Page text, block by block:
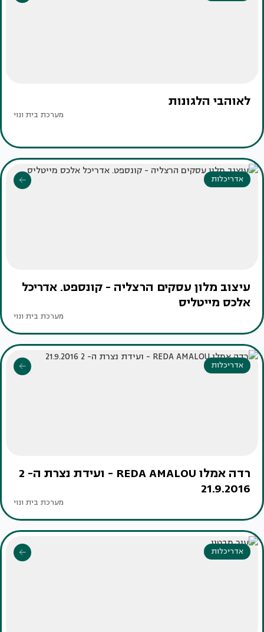
לאוהבי הלגונות
מערכת בית ונוי
אדריכלות
עיצוב מלון עסקים הרצליה - קונספט. אדריכל
אלכס מייטליס
מערכת בית ונוי
אדריכלות
רדה אמלו REDA AMALOU - ועידת נצרת ה- 2
21.9.2016
מערכת בית ונוי
אדריכלות